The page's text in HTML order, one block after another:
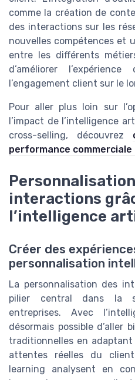
comme la création de
des interactions sur les
nouvelles compétences et
entre les différents
d’améliorer
l’engagement client sur le
Pour aller plus loin sur
l’impact de l’intelligence
cross-selling, découvrez
performance commerciale
interactions
l’intelligence
Créer des
personnalisation
La personnalisation des
pilier central dans la
entreprises. Avec
désormais possible d’aller
traditionnelles en
attentes réelles du
learning analysent en